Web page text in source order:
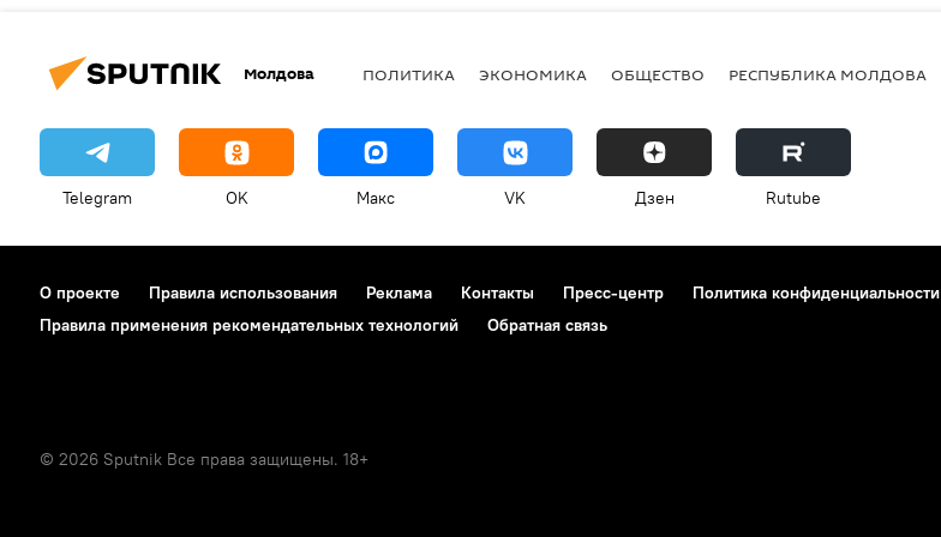
Молдова ПОЛИТИКА ЭКОНОМИКА ОБЩЕСТВО РЕСПУБЛИКА МОЛДОВА
Telegram OK Макс VK Дзен Rutube
О проекте Правила использования Реклама Контакты Пресс-центр Политика конфиденциальности
Правила применения рекомендательных технологий
Обратная связь
© 2026 Sputnik Все права защищены. 18+